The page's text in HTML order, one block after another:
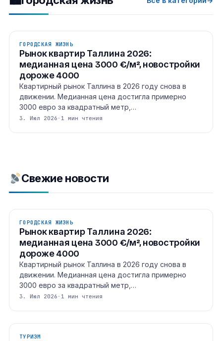
ГОРОДСКАЯ ЖИЗНЬ
Рынок квартир Таллина 2026:
медианная цена 3000 €/м², новостройки
дороже 4000
Квартирный рынок Таллина в 2026 году снова в
движении. Медианная цена достигла примерно
3000 евро за квадратный метр,…
3. Июл 2026 · 1 мин чтения
Свежие новости
ГОРОДСКАЯ ЖИЗНЬ
Рынок квартир Таллина 2026:
медианная цена 3000 €/м², новостройки
дороже 4000
Квартирный рынок Таллина в 2026 году снова в
движении. Медианная цена достигла примерно
3000 евро за квадратный метр,…
3. Июл 2026 · 1 мин чтения
ТУРИЗМ